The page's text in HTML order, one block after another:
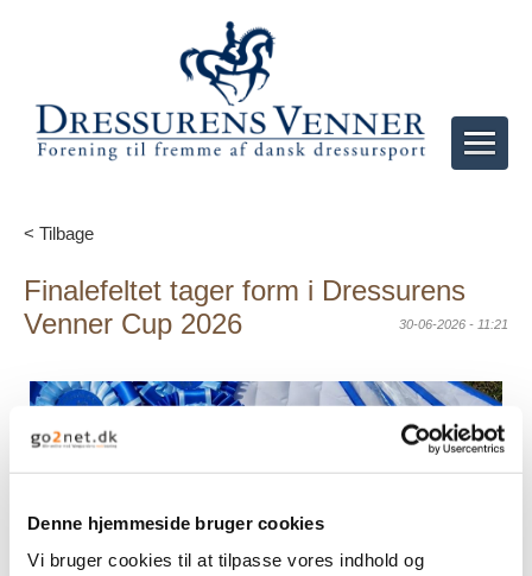
Denne hjemmeside bruger cookies
Vi bruger cookies til at tilpasse vores indhold og
< Tilbage
Finalefeltet tager form i Dressurens
Venner Cup 2026
30-06-2026 - 11:21